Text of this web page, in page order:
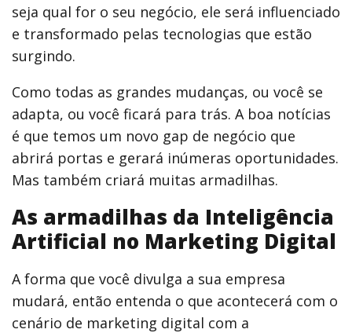
seja qual for o seu negócio, ele será influenciado
e transformado pelas tecnologias que estão
surgindo.
Como todas as grandes mudanças, ou você se
adapta, ou você ficará para trás. A boa notícias
é que temos um novo gap de negócio que
abrirá portas e gerará inúmeras oportunidades.
Mas também criará muitas armadilhas.
As armadilhas da Inteligência
Artificial no Marketing Digital
A forma que você divulga a sua empresa
mudará, então entenda o que acontecerá com o
cenário de marketing digital com a